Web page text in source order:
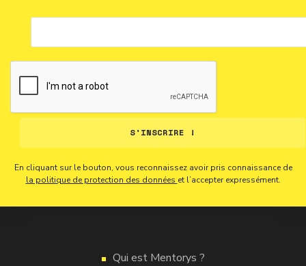
S'INSCRIRE !
En cliquant sur le bouton, vous reconnaissez avoir pris connaissance de
la politique de protection des données et l’accepter expressément.
Qui est Mentorys ?